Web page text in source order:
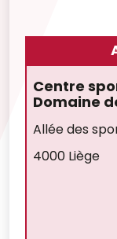
Centre
Domaine
Allée des
4000 Liège